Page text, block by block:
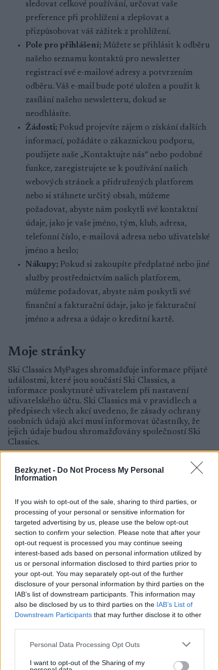
Bezky.net - Do Not Process My Personal
Information
If you wish to opt-out of the sale, sharing to third parties, or
processing of your personal or sensitive information for
targeted advertising by us, please use the below opt-out
section to confirm your selection. Please note that after your
opt-out request is processed you may continue seeing
interest-based ads based on personal information utilized by
us or personal information disclosed to third parties prior to
your opt-out. You may separately opt-out of the further
disclosure of your personal information by third parties on the
IAB’s list of downstream participants. This information may
also be disclosed by us to third parties on the IAB’s List of
Downstream Participants that may further disclose it to other
Please note that this website/app uses one or more Google
not limited to your visit or usage behaviour. You may click to
Personal Data Processing Opt Outs
I want to opt-out of the Sharing of my
sledovat celkové používání, určovat vaše
preference při prohlížení a zlepšovat a
přizpůsobovat váš zážitek z prohlížení.
Pole pro přihlášení; Můžete se přihlásit k odběru
našeho seznamu kontaktů pro newsletter
registrací své e-mailové adresy a potvrzením
odběru. Váš e-mail bude poté uložen a použit k
zasílání našeho newsletteru, dokud se
neodhlásíte.
Žádosti; Pokud projevíte zájem o získání dalších
informací, požádáte o zákaznickou podporu,
použijete naše „Kontaktujte nás“ nebo podobné
funkce, zaregistrujete se k používání našich
webových stránek a přidružených platforem
nebo si stáhnete určitý obsah, můžeme
požadovat, abyste nám poskytli své kontaktní
údaje, jako je vaše jméno, tým, klub, adresa,
telefonní číslo, e-mailová adresa nebo uživatelské
jméno a heslo;
Nákupy; Pokud si zakoupíte předplatné nebo jiné
služby prostřednictvím našich platforem,
můžeme požadovat, abyste nám poskytli své
finanční a fakturační údaje, jako je fakturační
jméno a adresa a údaje o kreditní kartě.
Moje stránky
Ski Classics MyPages shromažďuje informace přijaté
událostmi, které jsou součástí Ski Classics, a
informace poskytnuté uživatelem při nastavení
uživatelského účtu. Ski Classics má v pravidlech a
předpisech všech akcí uvedeno, že zásady ochrany
osobních údajů akcí musí informovat účastníky, že
jejich údaje budou shromažďovány společností Ski
Classics.
Sociální média
sociálních médií, jako je tlačítko Facebook „To se mi
líbí“, tlačítko „Tweet“ a další widgety pro sdílení
(„Funkce sociálních médií“). Tyto funkce sociálních
médií vám mohou poskytnout možnost zveřejňovat
informace o vašich aktivitách na webu na vaší
profilové stránce, kterou poskytuje síť sociálních
médií třetí strany, abyste je mohli sdílet s ostatními v
rámci vaší sítě. Funkce sociálních médií jsou buď
hostovány příslušnou sítí sociálních médií, nebo
hostovány přímo na našich webových stránkách. V
rozsahu, v jakém jsou funkce sociálních médií
hostovány příslušnými sítěmi sociálních médií,
Pokud jste přihlášeni ke svému účtu na sociálních
může propojit vaši návštěvu našich webových